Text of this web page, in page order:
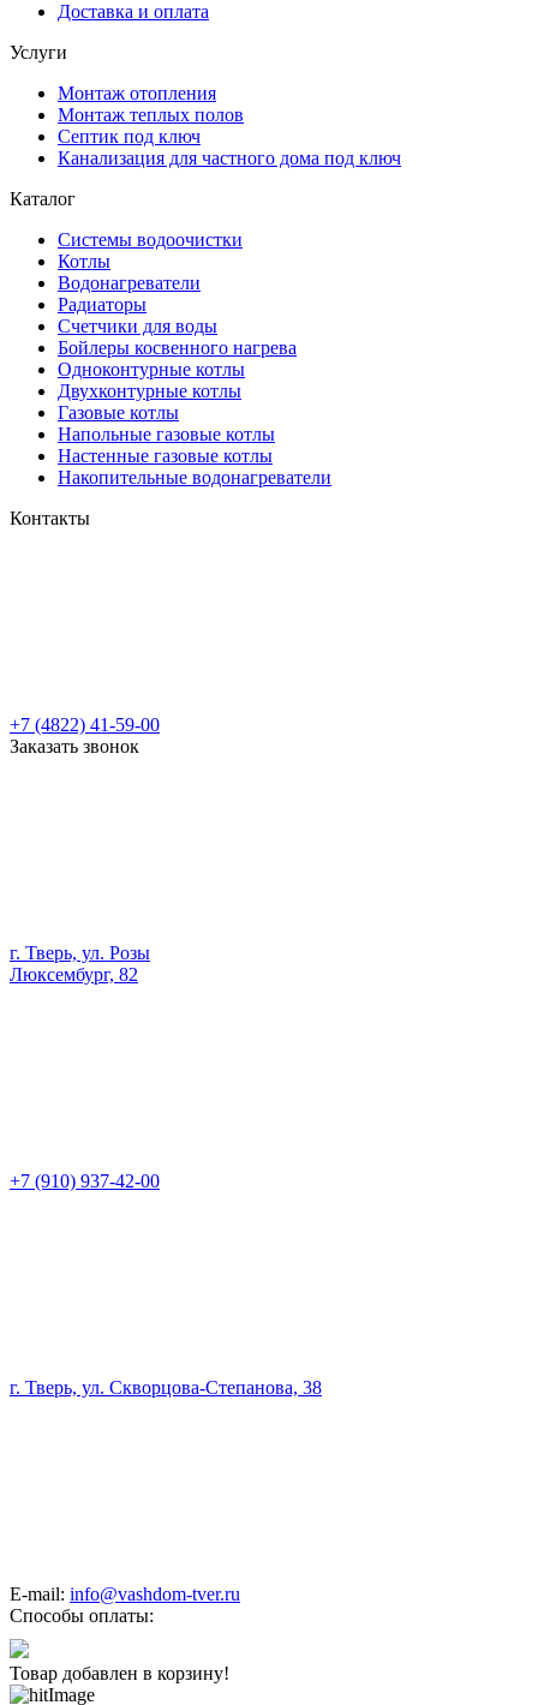
Доставка и оплата
Услуги
Монтаж отопления
Монтаж теплых полов
Септик под ключ
Канализация для частного дома под ключ
Каталог
Системы водоочистки
Котлы
Водонагреватели
Радиаторы
Cчетчики для воды
Бойлеры косвенного нагрева
Одноконтурные котлы
Двухконтурные котлы
Газовые котлы
Напольные газовые котлы
Настенные газовые котлы
Накопительные водонагреватели
Контакты
+7 (4822) 41-59-00
Заказать звонок
г. Тверь, ул. Розы
Люксембург, 82
+7 (910) 937-42-00
г. Тверь, ул. Скворцова-Степанова, 38
E-mail: info@vashdom-tver.ru
Способы оплаты:
Товар добавлен в корзину!